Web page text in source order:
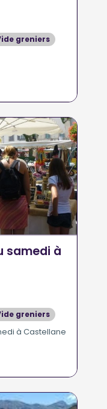
greniers
samedi à
greniers
à Castellane